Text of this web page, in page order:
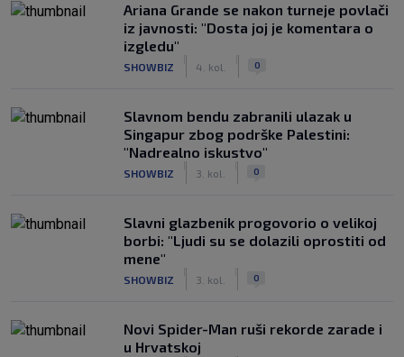
Ariana Grande se nakon turneje povlači
iz javnosti: "Dosta joj je komentara o
izgledu"
SHOWBIZ 4. kol. 0
Slavnom bendu zabranili ulazak u
Singapur zbog podrške Palestini:
"Nadrealno iskustvo"
SHOWBIZ 3. kol. 0
Slavni glazbenik progovorio o velikoj
borbi: "Ljudi su se dolazili oprostiti od
mene"
SHOWBIZ 3. kol. 0
Novi Spider-Man ruši rekorde zarade i
u Hrvatskoj